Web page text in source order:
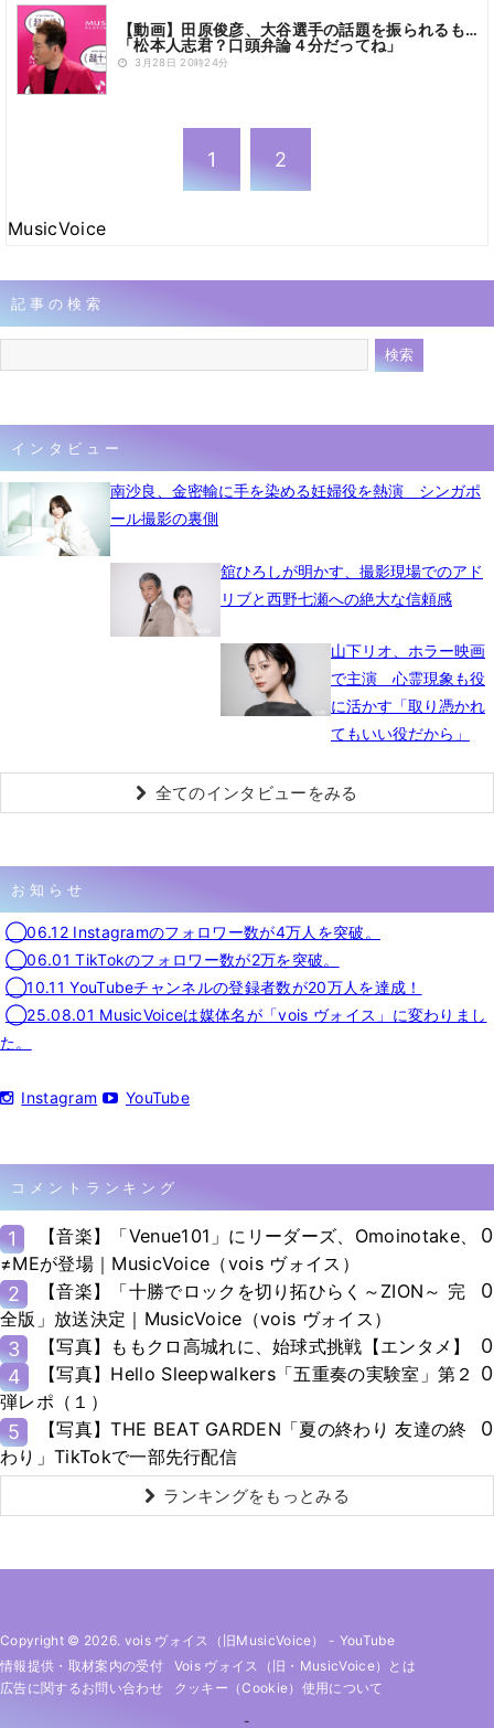
【動画】田原俊彦、大谷選手の話題を振られるも…
「松本人志君？口頭弁論４分だってね」
3月28日 20時24分
1 2
MusicVoice
記事の検索
インタビュー
南沙良、金密輸に手を染める妊婦役を熱演 シンガポ
ール撮影の裏側
舘ひろしが明かす、撮影現場でのアド
リブと西野七瀬への絶大な信頼感
山下リオ、ホラー映画
で主演 心霊現象も役
に活かす「取り憑かれ
てもいい役だから」
全てのインタビューをみる
お知らせ
◯06.12 Instagramのフォロワー数が4万人を突破。
◯06.01 TikTokのフォロワー数が2万を突破。
◯10.11 YouTubeチャンネルの登録者数が20万人を達成！
◯25.08.01 MusicVoiceは媒体名が「vois ヴォイス」に変わりまし
た。
Instagram YouTube
コメントランキング
1
【音楽】「Venue101」にリーダーズ、Omoinotake、
≠MEが登場｜MusicVoice（vois ヴォイス）
0
2
【音楽】「十勝でロックを切り拓ひらく～ZION～ 完
全版」放送決定｜MusicVoice（vois ヴォイス）
0
3 【写真】ももクロ高城れに、始球式挑戦【エンタメ】
0
4
【写真】Hello Sleepwalkers「五重奏の実験室」第２
弾レポ（１）
0
5
【写真】THE BEAT GARDEN「夏の終わり 友達の終
わり」TikTokで一部先行配信
0
ランキングをもっとみる
Copyright © 2026. vois ヴォイス（旧MusicVoice） - YouTube
情報提供・取材案内の受付
Vois ヴォイス（旧・MusicVoice）とは
広告に関するお問い合わせ
クッキー（cookie）使用について
-